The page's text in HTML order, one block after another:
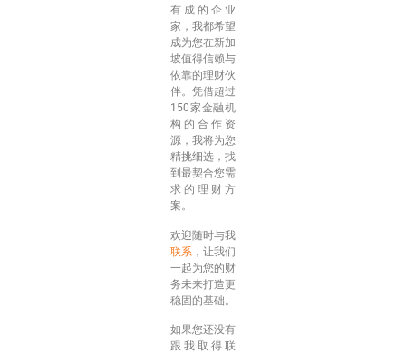
有成的企业
家，我都希望
成为您在新加
坡值得信赖与
依靠的理财伙
伴。凭借超过
150家金融机
构的合作资
源，我将为您
精挑细选，找
到最契合您需
求的理财方
案。
欢迎随时与我
联系 ，让我们
一起为您的财
务未来打造更
稳固的基础。
如果您还没有
跟我取得联